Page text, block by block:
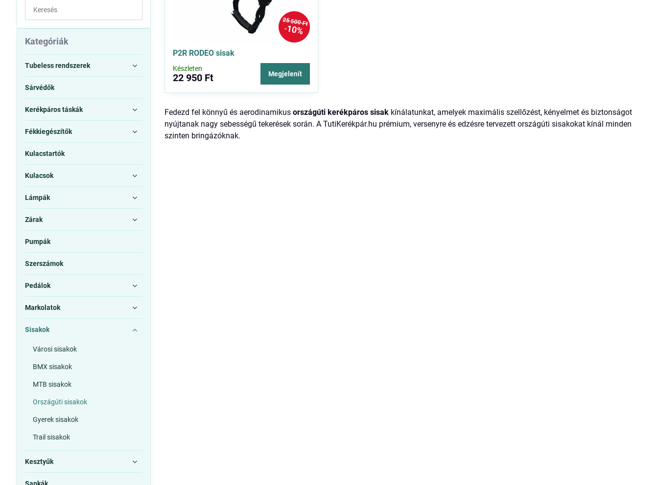
25 500 Ft
10%
P2R RODEO sisak
Készleten
22 950 Ft Megjelenít
Fedezd fel könnyű és aerodinamikusországúti kerékpáros sisak kínálatunkat, amelyek maximális szellőzést, kényelmet és biztonságot
nyújtanak nagy sebességű tekerések során. A TutiKerékpár.hu prémium, versenyre és edzésre tervezett országúti sisakokat kínál minden
szinten bringázóknak.
szűrési
eredmények
teljes
szövegben
Kategóriák
Tubeless rendszerek
Sárvédők
Kerékpáros táskák
Fékkiegészítők
Kulacstartók
Kulacsok
Lámpák
Zárak
Pumpák
Szerszámok
Pedálok
Markolatok
Sisakok
Városi sisakok
BMX sisakok
MTB sisakok
Országúti sisakok
Gyerek sisakok
Trail sisakok
Kesztyűk